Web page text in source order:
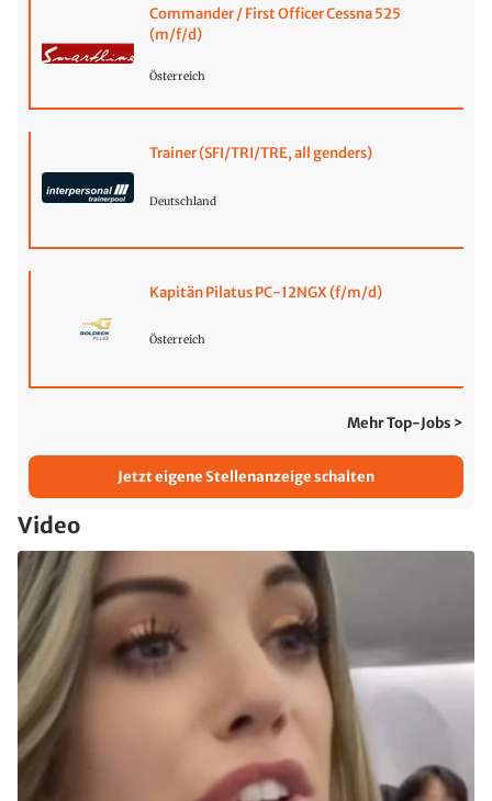
Commander / First Officer Cessna 525
(m/f/d)
Österreich
Trainer (SFI/TRI/TRE, all genders)
Deutschland
Kapitän Pilatus PC-12NGX (f/m/d)
Österreich
Mehr Top-Jobs >
Jetzt eigene Stellenanzeige schalten
Video